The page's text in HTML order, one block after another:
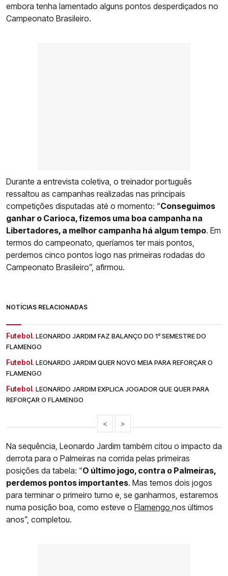
embora tenha lamentado alguns pontos desperdiçados no
Campeonato Brasileiro.
Durante a entrevista coletiva, o treinador português
ressaltou as campanhas realizadas nas principais
competições disputadas até o momento: “Conseguimos
ganhar o Carioca, fizemos uma boa campanha na
Libertadores, a melhor campanha há algum tempo. Em
termos do campeonato, queríamos ter mais pontos,
perdemos cinco pontos logo nas primeiras rodadas do
Campeonato Brasileiro”, afirmou.
NOTÍCIAS RELACIONADAS
Futebol. LEONARDO JARDIM FAZ BALANÇO DO 1º SEMESTRE DO
FLAMENGO
Futebol. LEONARDO JARDIM QUER NOVO MEIA PARA REFORÇAR O
FLAMENGO
Futebol. LEONARDO JARDIM EXPLICA JOGADOR QUE QUER PARA
REFORÇAR O FLAMENGO
< >
Na sequência, Leonardo Jardim também citou o impacto da
derrota para o Palmeiras na corrida pelas primeiras
posições da tabela: “O último jogo, contra o Palmeiras,
perdemos pontos importantes. Mas temos dois jogos
para terminar o primeiro turno e, se ganharmos, estaremos
numa posição boa, como esteve o Flamengo nos últimos
anos”, completou.